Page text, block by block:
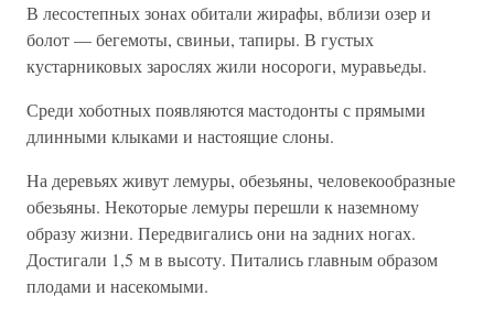
В лесостепных зонах обитали жирафы, вблизи озер и
болот — бегемоты, свиньи, тапиры. В густых
кустарниковых зарослях жили носороги, муравьеды.
Среди хоботных появляются мастодонты с прямыми
длинными клыками и настоящие слоны.
На деревьях живут лемуры, обезьяны, человекообразные
обезьяны. Некоторые лемуры перешли к наземному
образу жизни. Передвигались они на задних ногах.
Достигали 1,5 м в высоту. Питались главным образом
плодами и насекомыми.